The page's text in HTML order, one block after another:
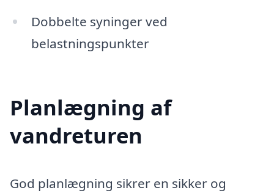
Dobbelte syninger ved
belastningspunkter
Planlægning af
vandreturen
God planlægning sikrer en sikker og